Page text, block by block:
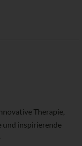
Therapie,
und inspirierende